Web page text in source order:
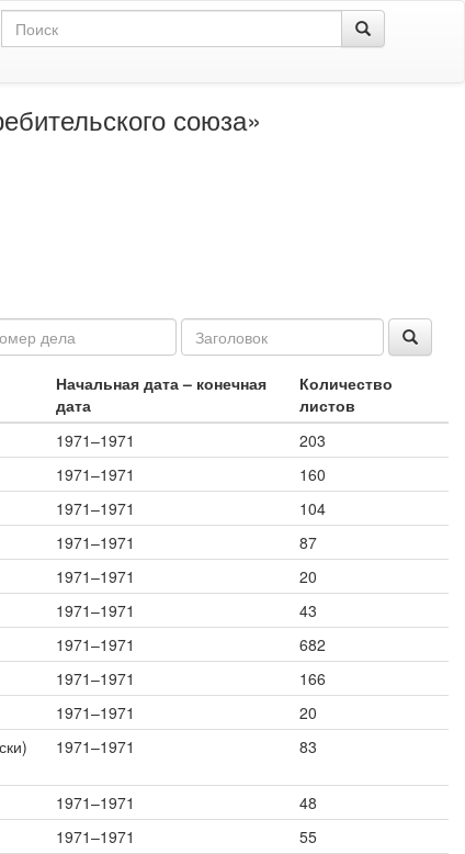
союза»
Начальная дата – конечная
дата
Количество
листов
1971–1971
203
1971–1971
160
1971–1971
104
1971–1971
87
1971–1971
20
1971–1971
43
1971–1971
682
1971–1971
166
1971–1971
20
1971–1971 83
1971–1971
48
1971–1971
55